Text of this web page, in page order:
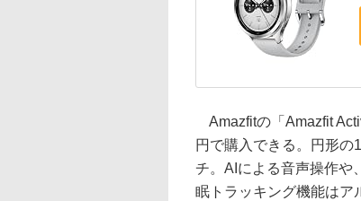
Amazfitの「Amazfit
円で購入できる。円形の
チ。AIによる音声操作や
眠トラッキング機能はア